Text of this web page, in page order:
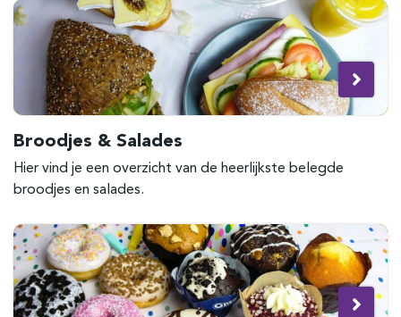
Broodjes & Salades
Hier vind je een overzicht van de heerlijkste belegde
broodjes en salades.